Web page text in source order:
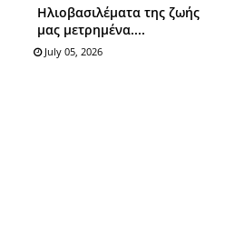
Ηλιοβασιλέματα της ζωής
μας μετρημένα....
July 05, 2026